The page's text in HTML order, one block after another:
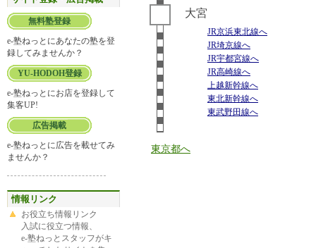
無料塾登録
e-塾ねっとにあなたの塾を登
録してみませんか？
YU-HODOH登録
e-塾ねっとにお店を登録して
集客UP!
広告掲載
e-塾ねっとに広告を載せてみ
ませんか？
情報リンク
お役立ち情報リンク
入試に役立つ情報、
e-塾ねっとスタッフがキ
大宮
JR京浜東北線へ
JR埼京線へ
JR宇都宮線へ
JR高崎線へ
上越新幹線へ
東北新幹線へ
東武野田線へ
東京都へ